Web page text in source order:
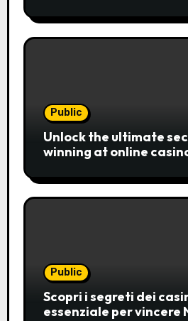
Public
Unlock the ultimate
winning at online
choice for
Public
Scopri i segreti dei
essenziale per vincere